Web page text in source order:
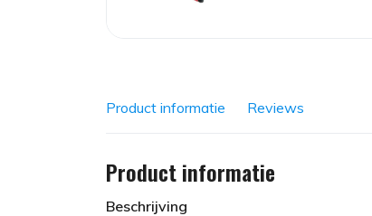
Product informatie Reviews
Product informatie
Beschrijving